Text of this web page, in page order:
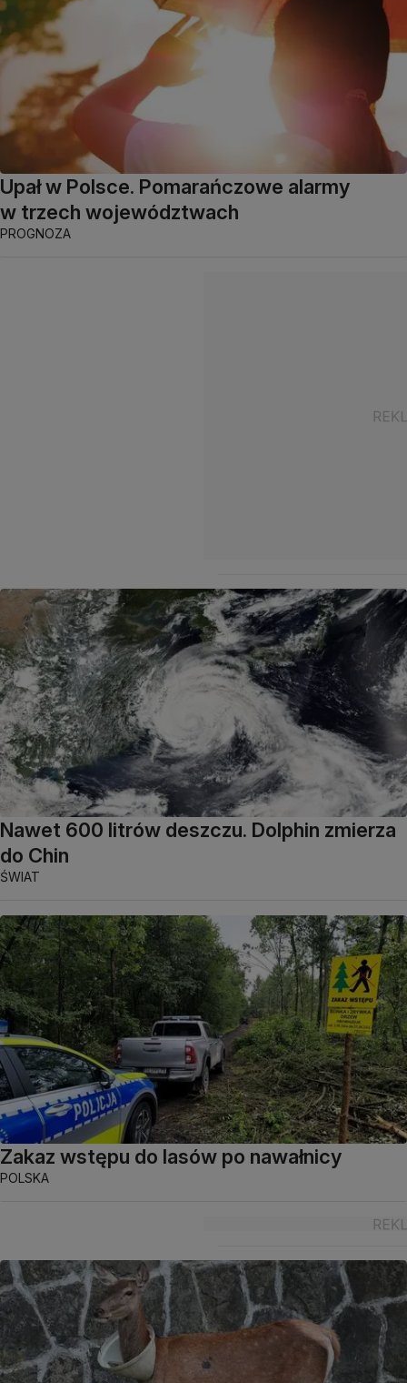
Upał w Polsce. Pomarańczowe alarmy
w trzech województwach
PROGNOZA
Nawet 600 litrów deszczu. Dolphin zmierza
do Chin
ŚWIAT
Zakaz wstępu do lasów po nawałnicy
POLSKA